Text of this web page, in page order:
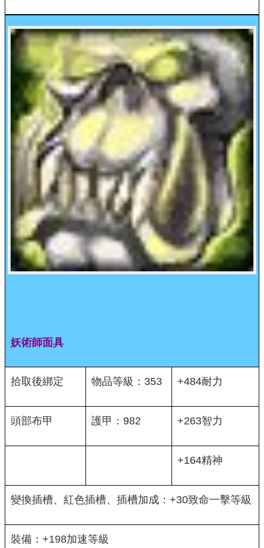
妖術師面具
拾取後綁定 物品等級：353 +484耐力
頭部布甲 護甲：982 +263智力
+164精神
變換插槽、紅色插槽、插槽加成：+30致命一擊等級
裝備：+198加速等級